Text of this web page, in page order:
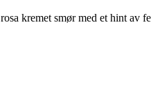
kremet smør med et hint av